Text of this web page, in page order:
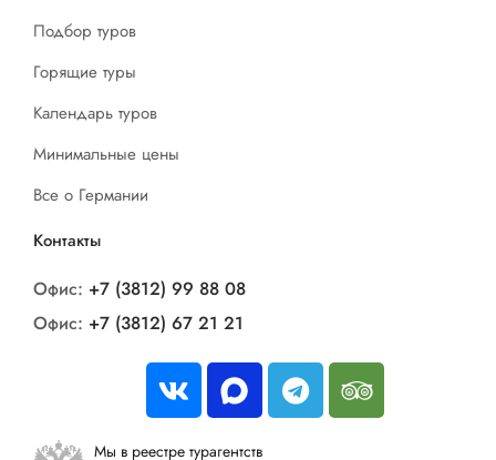
Подбор туров
Горящие туры
Календарь туров
Минимальные цены
Все о Германии
Контакты
Офис: +7 (3812) 99 88 08
Офис: +7 (3812) 67 21 21
Мы в реестре турагентств